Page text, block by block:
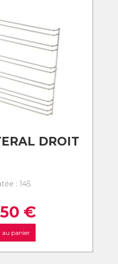
DROIT
: 145
€
au panier